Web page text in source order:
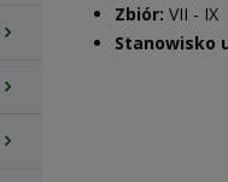
Zbiór: VII - IX
Stanowisko